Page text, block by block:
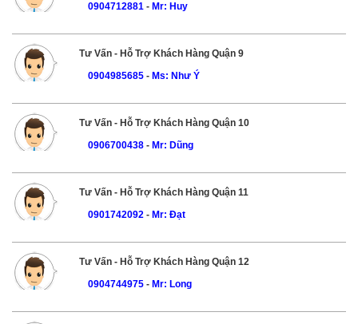
0904712881- Mr: Huy
Tư Vấn - Hỗ Trợ Khách Hàng Quận 9
0904985685- Ms: Như Ý
Tư Vấn - Hỗ Trợ Khách Hàng Quận 10
0906700438- Mr: Dũng
Tư Vấn - Hỗ Trợ Khách Hàng Quận 11
0901742092- Mr: Đạt
Tư Vấn - Hỗ Trợ Khách Hàng Quận 12
0904744975- Mr: Long